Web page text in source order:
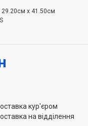
частини.
x 41.50см
кур'єром
на відділення